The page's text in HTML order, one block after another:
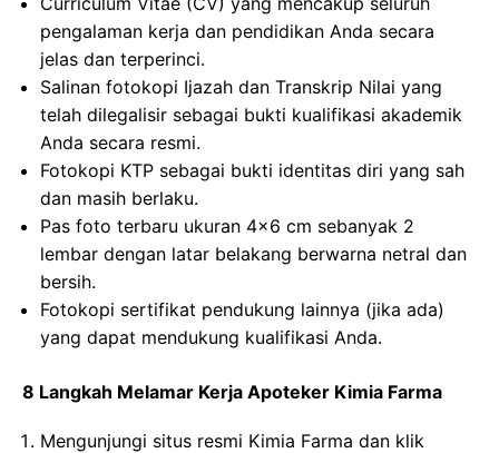
pengalaman kerja dan pendidikan Anda secara
jelas dan terperinci.
Salinan fotokopi Ijazah dan Transkrip Nilai yang
telah dilegalisir sebagai bukti kualifikasi akademik
Anda secara resmi.
Fotokopi KTP sebagai bukti identitas diri yang sah
dan masih berlaku.
Pas foto terbaru ukuran 4×6 cm sebanyak 2
lembar dengan latar belakang berwarna netral dan
bersih.
Fotokopi sertifikat pendukung lainnya (jika ada)
yang dapat mendukung kualifikasi Anda.
8 Langkah Melamar Kerja Apoteker Kimia Farma
Mengunjungi situs resmi Kimia Farma dan klik